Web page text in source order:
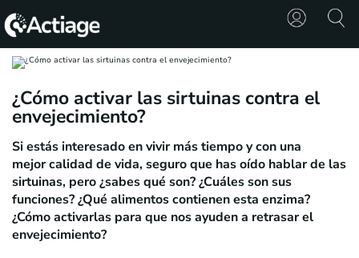
TRATAMIENTOS
CONSULTA
CONOCE
ACTIAGE
¿Cómo activar las sirtuinas contra el
envejecimiento?
Si estás interesado en vivir más tiempo y con una
mejor calidad de vida, seguro que has oído hablar de las
sirtuinas, pero ¿sabes qué son? ¿Cuáles son sus
funciones? ¿Qué alimentos contienen esta enzima?
¿Cómo activarlas para que nos ayuden a retrasar el
envejecimiento?